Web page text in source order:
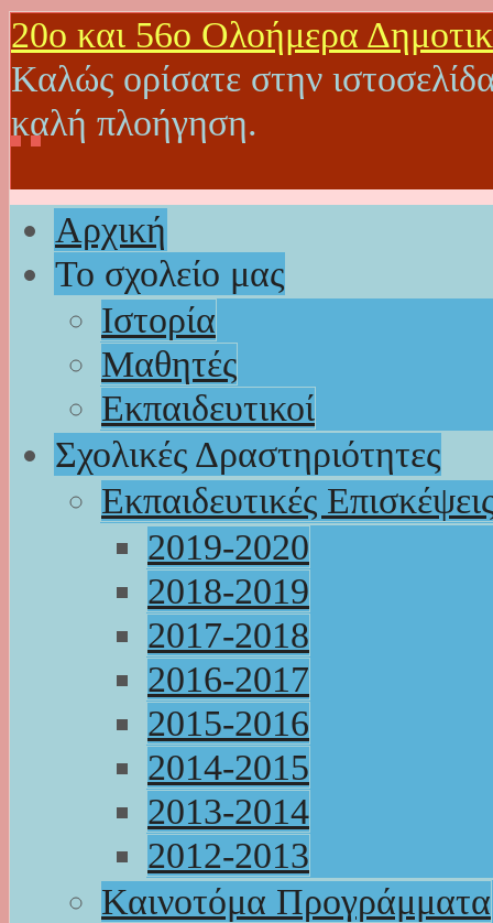
20o και 56ο Ολοήμερα
Καλώς ορίσατε στην
καλή πλοήγηση.
Αρχική
Το σχολείο μας
Ιστορία
Μαθητές
Εκπαιδευτικοί
Σχολικές Δραστηριότητες
Εκπαιδευτικές
2019-2020
2018-2019
2017-2018
2016-2017
2015-2016
2014-2015
2013-2014
2012-2013
Καινοτόμα Προγράμματα